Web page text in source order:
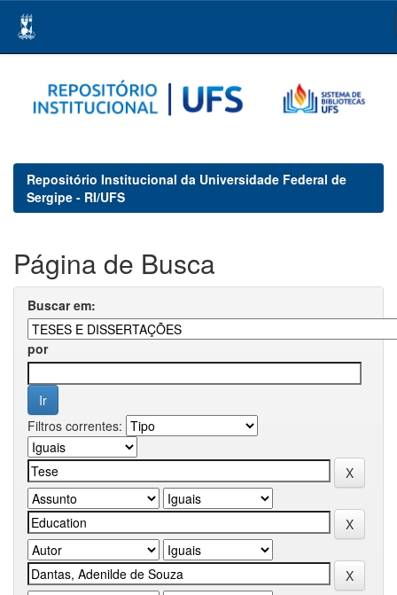
navigation
Repositório Institucional da Universidade Federal de
Sergipe - RI/UFS
Página de Busca
Buscar em:
por
Filtros correntes: